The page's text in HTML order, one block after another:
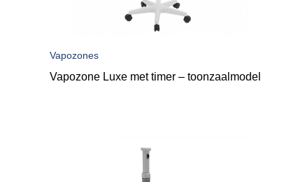
Vapozones
Vapozone Luxe met timer – toonzaalmodel